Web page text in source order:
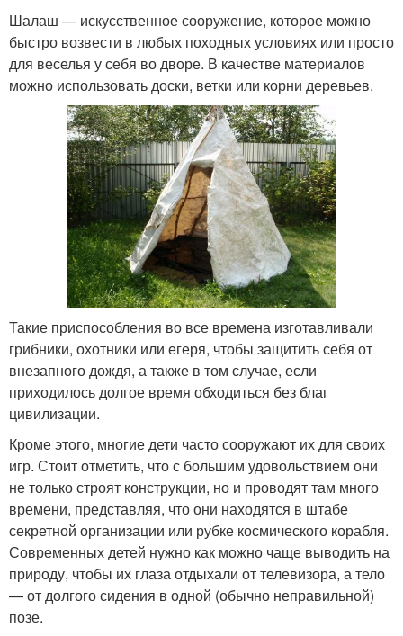
Шалаш — искусственное сооружение, которое можно
быстро возвести в любых походных условиях или просто
для веселья у себя во дворе. В качестве материалов
можно использовать доски, ветки или корни деревьев.
Такие приспособления во все времена изготавливали
грибники, охотники или егеря, чтобы защитить себя от
внезапного дождя, а также в том случае, если
приходилось долгое время обходиться без благ
цивилизации.
Кроме этого, многие дети часто сооружают их для своих
игр. Стоит отметить, что с большим удовольствием они
не только строят конструкции, но и проводят там много
времени, представляя, что они находятся в штабе
секретной организации или рубке космического корабля.
Современных детей нужно как можно чаще выводить на
природу, чтобы их глаза отдыхали от телевизора, а тело
— от долгого сидения в одной (обычно неправильной)
позе.